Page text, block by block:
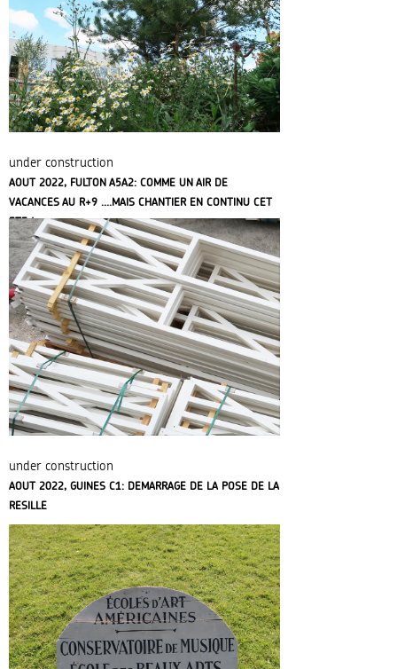
under construction
AOUT 2022, FULTON A5A2: COMME UN AIR DE
VACANCES AU R+9 ....MAIS CHANTIER EN CONTINU CET
ETE !
under construction
AOUT 2022, GUINES C1: DEMARRAGE DE LA POSE DE LA
RESILLE